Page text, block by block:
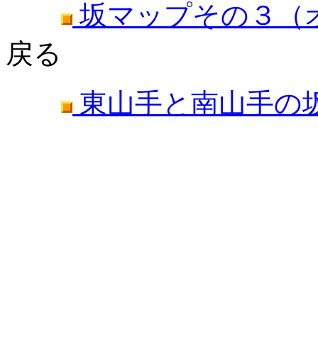
坂マップその３（
戻る
東山手と南山手の